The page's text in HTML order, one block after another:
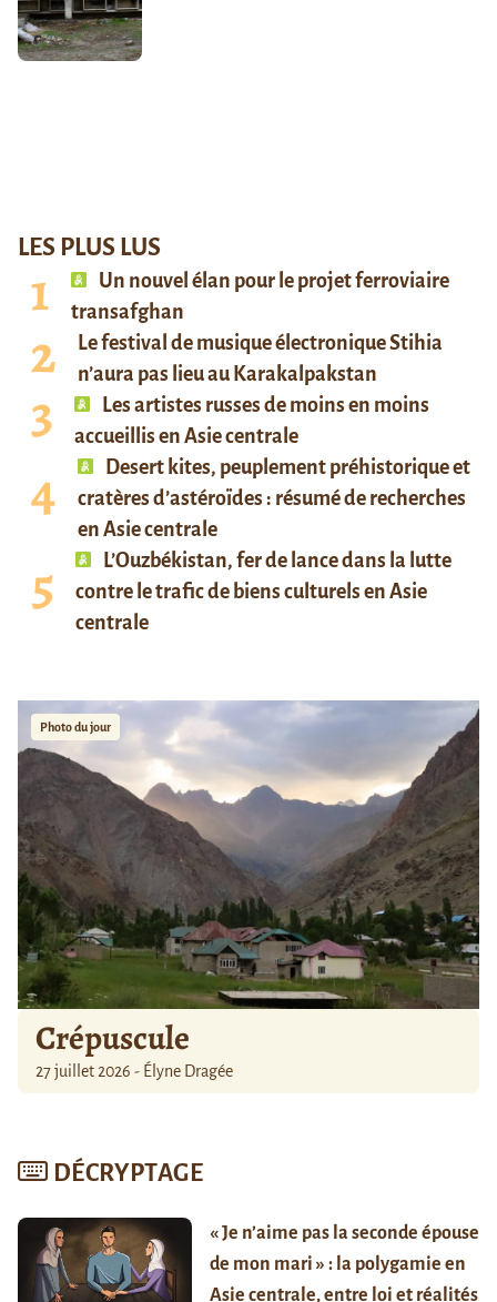
LES PLUS LUS
Un nouvel élan pour le projet ferroviaire
transafghan
Le festival de musique électronique Stihia
n’aura pas lieu au Karakalpakstan
Les artistes russes de moins en moins
accueillis en Asie centrale
Desert kites, peuplement préhistorique et
cratères d’astéroïdes : résumé de recherches
en Asie centrale
L’Ouzbékistan, fer de lance dans la lutte
contre le trafic de biens culturels en Asie
centrale
Photo du jour
Crépuscule
27 juillet 2026 - Élyne Dragée
DÉCRYPTAGE
« Je n’aime pas la seconde épouse
de mon mari » : la polygamie en
Asie centrale, entre loi et réalités